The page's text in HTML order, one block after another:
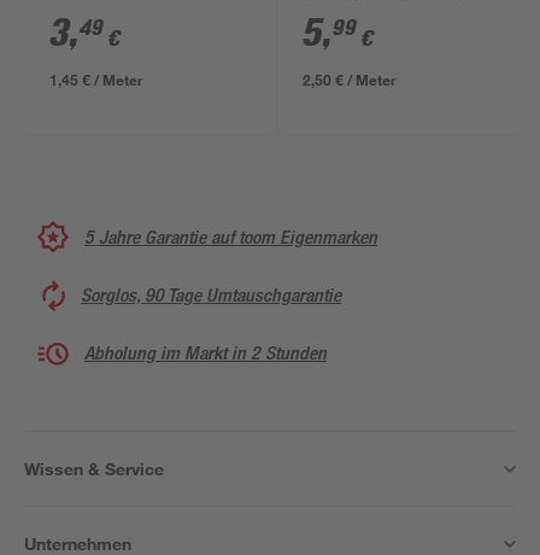
3,49 €
1,45 € / Meter
5,99 €
2,50 € / Meter
5 Jahre Garantie auf toom Eigenmarken
Sorglos, 90 Tage Umtauschgarantie
Abholung im Markt in 2 Stunden
Wissen & Service
Unternehmen